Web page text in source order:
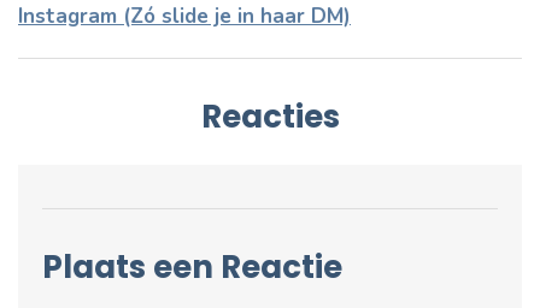
Instagram (Zó slide je in haar DM)
Reacties
Plaats een Reactie